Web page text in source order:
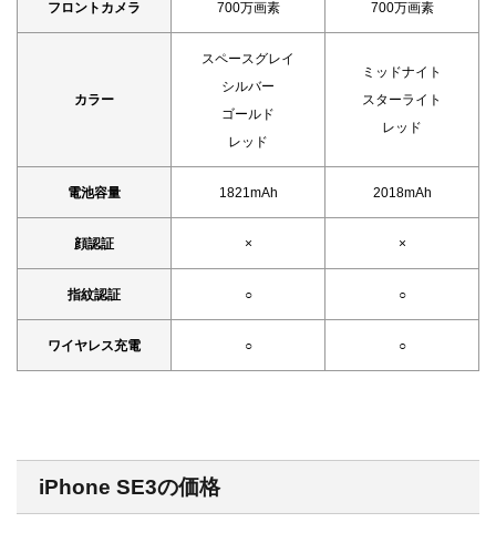
フロントカメラ 700万画素 700万画素
カラー
スペースグレイ
シルバー
ゴールド
レッド
ミッドナイト
スターライト
レッド
電池容量 1821mAh 2018mAh
顔認証 × ×
指紋認証 ○ ○
ワイヤレス充電 ○ ○
iPhone SE3の価格